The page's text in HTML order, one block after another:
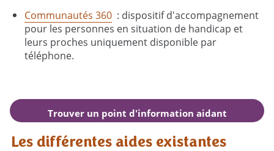
Communautés 360 : dispositif d'accompagnement
pour les personnes en situation de handicap et
leurs proches uniquement disponible par
téléphone.
Trouver un point d'information aidant
autour de moi
Les différentes aides existantes